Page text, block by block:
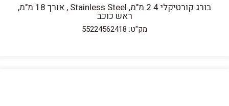
בורג קורטיקלי 2.4 מ"מ, Stainless Steel , אורך 18 מ"מ,
ראש כוכב
מק"ט: 55224562418